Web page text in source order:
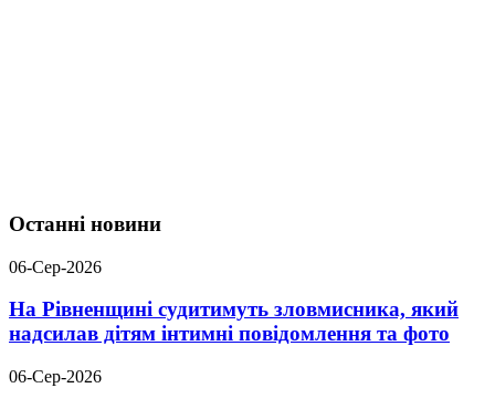
Останні новини
06-Сер-2026
На Рівненщині судитимуть зловмисника, який
надсилав дітям інтимні повідомлення та фото
06-Сер-2026